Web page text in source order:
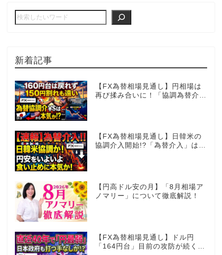
新着記事
【FX為替相場見通し】円相場は
再び揉み合いに！「協調為替介
【FX為替相場見通し】日韓米の
協調介入開始!?「為替介入」はコ
【円高ドル安の月】「8月相場ア
ノマリー」について徹底解説！
【FX為替相場見通し】ドル円
「164円台」目前の攻防が続く！